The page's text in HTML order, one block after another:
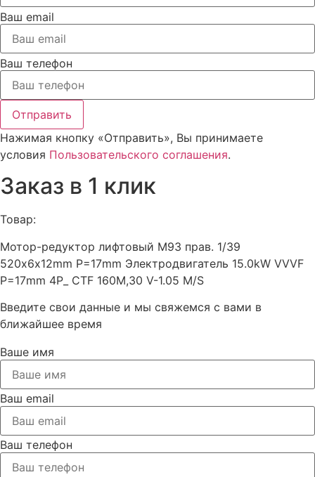
Ваш email
Ваш телефон
Отправить
Нажимая кнопку «Отправить», Вы принимаете
условия Пользовательского соглашения.
Заказ в 1 клик
Товар:
Мотор-редуктор лифтовый M93 прав. 1/39
520х6x12mm P=17mm Электродвигатель 15.0kW VVVF
P=17mm 4P_ CTF 160M,30 V-1.05 M/S
Введите свои данные и мы свяжемся с вами в
ближайшее время
Ваше имя
Ваш email
Ваш телефон